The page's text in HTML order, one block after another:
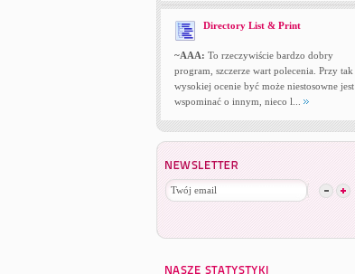
Directory List & Print
~AAA: To rzeczywiście bardzo dobry
program, szczerze wart polecenia. Przy tak
wysokiej ocenie być może niestosowne jest
wspominać o innym, nieco l...